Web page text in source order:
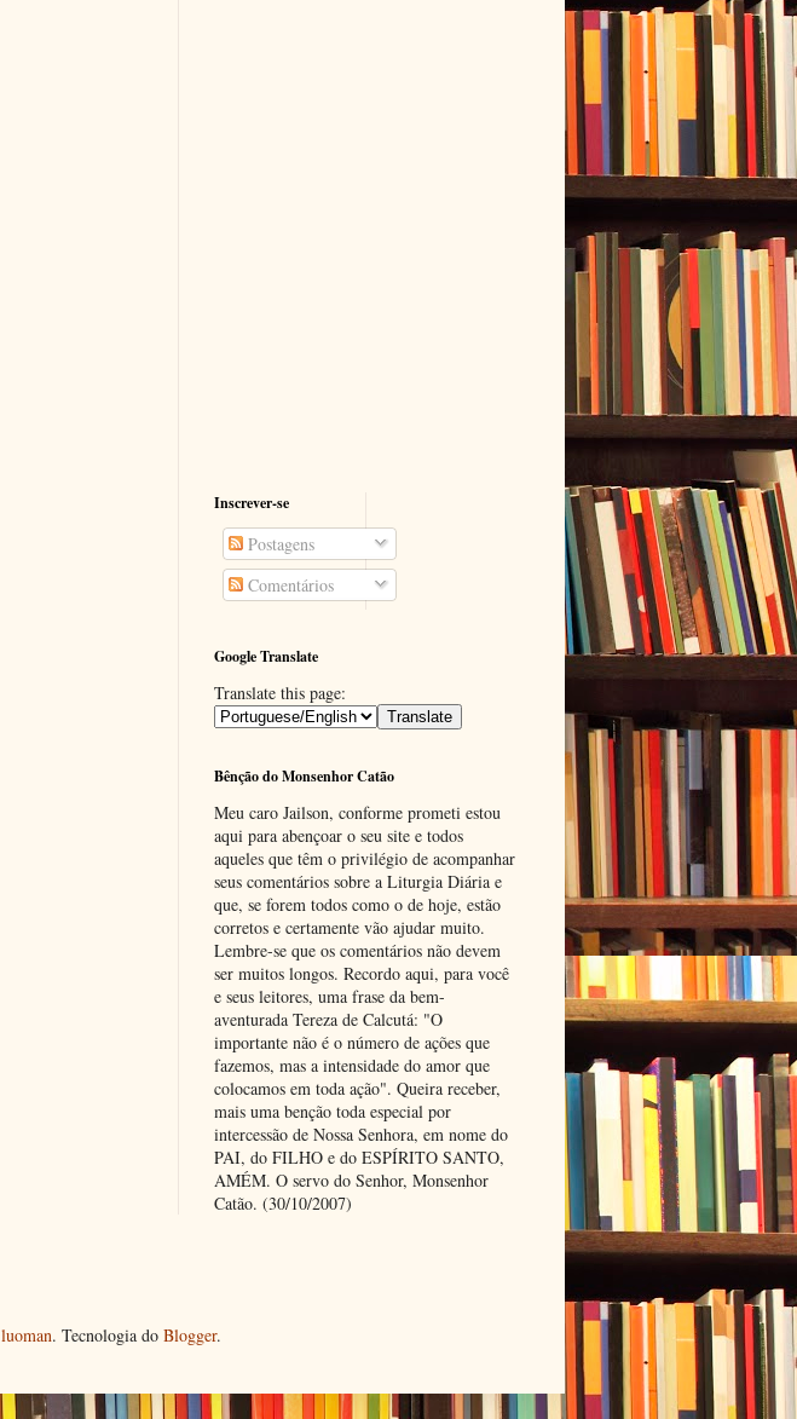
Inscrever-se
Postagens
Comentários
Google Translate
Translate this page:
Bênção do Monsenhor Catão
Meu caro Jailson, conforme prometi estou
aqui para abençoar o seu site e todos
aqueles que têm o privilégio de acompanhar
seus comentários sobre a Liturgia Diária e
que, se forem todos como o de hoje, estão
corretos e certamente vão ajudar muito.
Lembre-se que os comentários não devem
ser muitos longos. Recordo aqui, para você
e seus leitores, uma frase da bem-
aventurada Tereza de Calcutá: "O
importante não é o número de ações que
fazemos, mas a intensidade do amor que
colocamos em toda ação". Queira receber,
mais uma benção toda especial por
intercessão de Nossa Senhora, em nome do
PAI, do FILHO e do ESPÍRITO SANTO,
AMÉM. O servo do Senhor, Monsenhor
Catão. (30/10/2007)
luoman. Tecnologia do Blogger.